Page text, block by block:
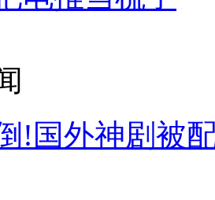
!国外神剧被